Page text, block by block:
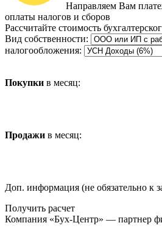
Направляем Вам
оплаты налогов и сборов
Рассчитайте стоимость
Вид собственности:
налогообложения:
Покупки в месяц:
Продажи в месяц:
Доп. информация (не обязательно к
Получить расчет
Компания «Бух-Центр» — партнер